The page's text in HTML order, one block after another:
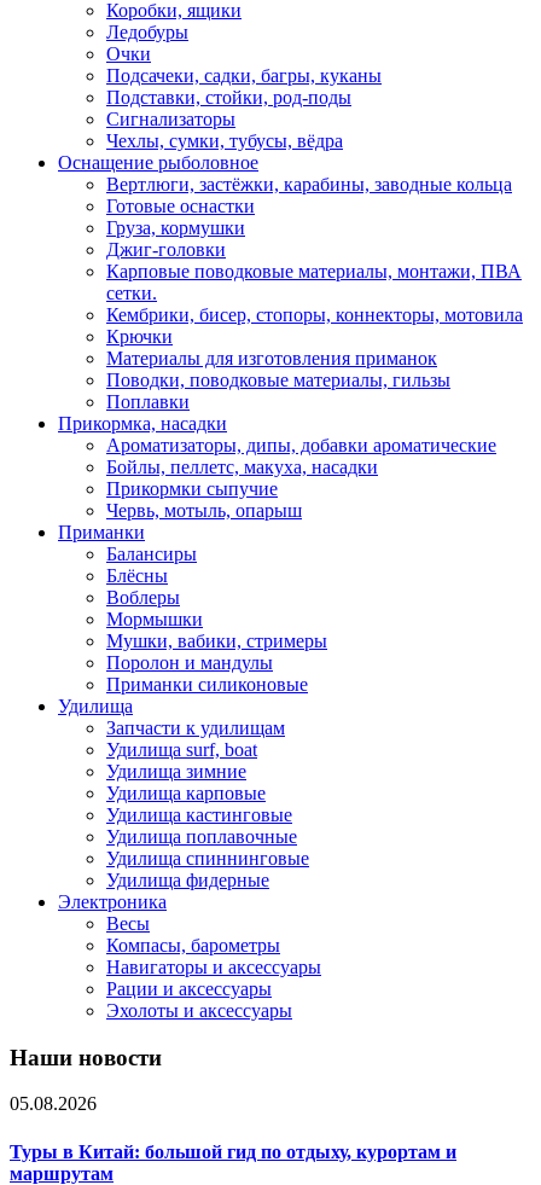
Коробки, ящики
Ледобуры
Очки
Подсачеки, садки, багры, куканы
Подставки, стойки, род-поды
Сигнализаторы
Чехлы, сумки, тубусы, вёдра
Оснащение рыболовное
Вертлюги, застёжки, карабины, заводные кольца
Готовые оснастки
Груза, кормушки
Джиг-головки
Карповые поводковые материалы, монтажи, ПВА
сетки.
Кембрики, бисер, стопоры, коннекторы, мотовила
Крючки
Материалы для изготовления приманок
Поводки, поводковые материалы, гильзы
Поплавки
Прикормка, насадки
Ароматизаторы, дипы, добавки ароматические
Бойлы, пеллетс, макуха, насадки
Прикормки сыпучие
Червь, мотыль, опарыш
Приманки
Балансиры
Блёсны
Воблеры
Мормышки
Мушки, вабики, стримеры
Поролон и мандулы
Приманки силиконовые
Удилища
Запчасти к удилищам
Удилища surf, boat
Удилища зимние
Удилища карповые
Удилища кастинговые
Удилища поплавочные
Удилища спиннинговые
Удилища фидерные
Электроника
Весы
Компасы, барометры
Навигаторы и аксессуары
Рации и аксессуары
Эхолоты и аксессуары
Наши новости
05.08.2026
Туры в Китай: большой гид по отдыху, курортам и
маршрутам